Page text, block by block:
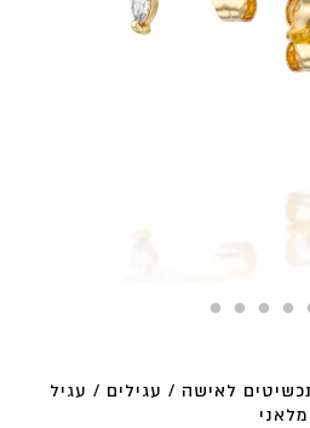
לאישה / עגילים / עגיל